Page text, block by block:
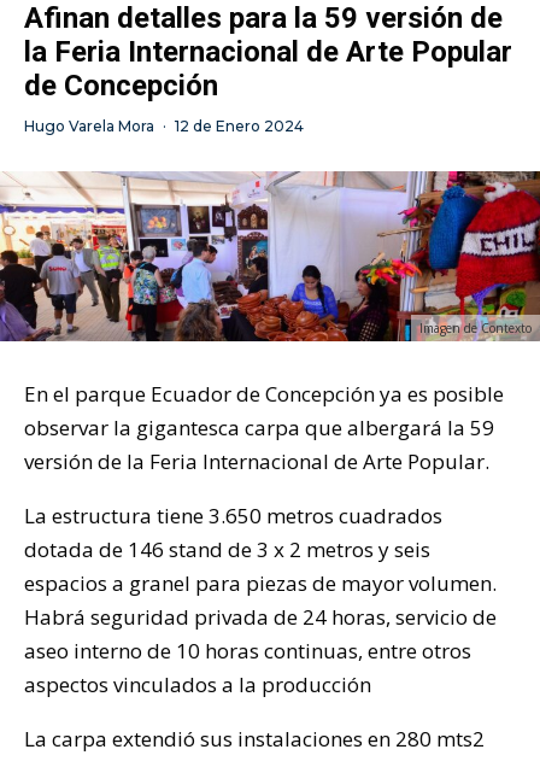
Afinan detalles para la 59 versión de
la Feria Internacional de Arte Popular
de Concepción
Hugo Varela Mora · 12 de Enero 2024
Imagen de Contexto
En el parque Ecuador de Concepción ya es posible
observar la gigantesca carpa que albergará la 59
versión de la Feria Internacional de Arte Popular.
La estructura tiene 3.650 metros cuadrados
dotada de 146 stand de 3 x 2 metros y seis
espacios a granel para piezas de mayor volumen.
Habrá seguridad privada de 24 horas, servicio de
aseo interno de 10 horas continuas, entre otros
aspectos vinculados a la producción
La carpa extendió sus instalaciones en 280 mts2